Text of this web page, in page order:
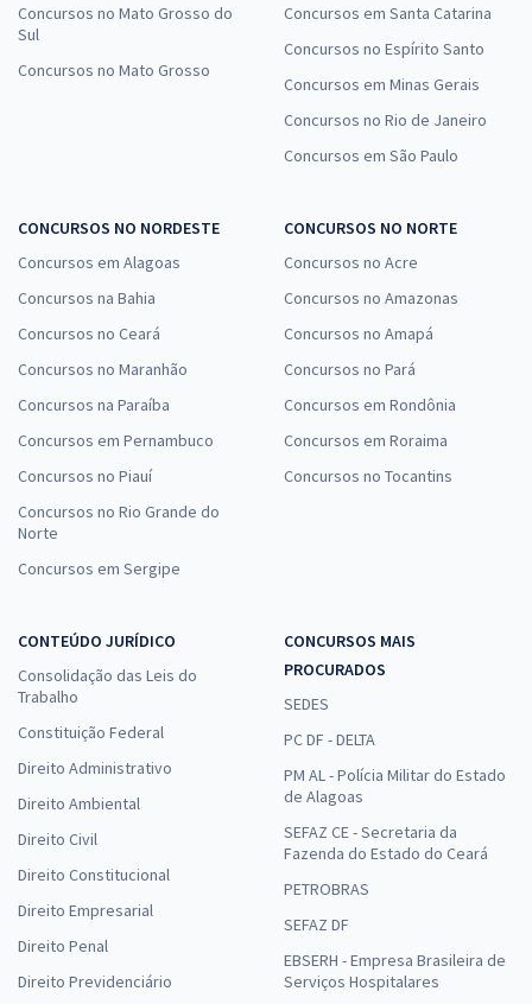
Concursos no Mato Grosso do
Sul
Concursos no Mato Grosso
Concursos em Santa Catarina
Concursos no Espírito Santo
Concursos em Minas Gerais
Concursos no Rio de Janeiro
Concursos em São Paulo
CONCURSOS NO NORDESTE
Concursos em Alagoas
Concursos na Bahia
Concursos no Ceará
Concursos no Maranhão
Concursos na Paraíba
Concursos em Pernambuco
Concursos no Piauí
Concursos no Rio Grande do
Norte
Concursos em Sergipe
CONCURSOS NO NORTE
Concursos no Acre
Concursos no Amazonas
Concursos no Amapá
Concursos no Pará
Concursos em Rondônia
Concursos em Roraima
Concursos no Tocantins
CONTEÚDO JURÍDICO
Consolidação das Leis do
Trabalho
Constituição Federal
Direito Administrativo
Direito Ambiental
Direito Civil
Direito Constitucional
Direito Empresarial
Direito Penal
Direito Previdenciário
CONCURSOS MAIS
PROCURADOS
SEDES
PC DF - DELTA
PM AL - Polícia Militar do Estado
de Alagoas
SEFAZ CE - Secretaria da
Fazenda do Estado do Ceará
PETROBRAS
SEFAZ DF
EBSERH - Empresa Brasileira de
Serviços Hospitalares